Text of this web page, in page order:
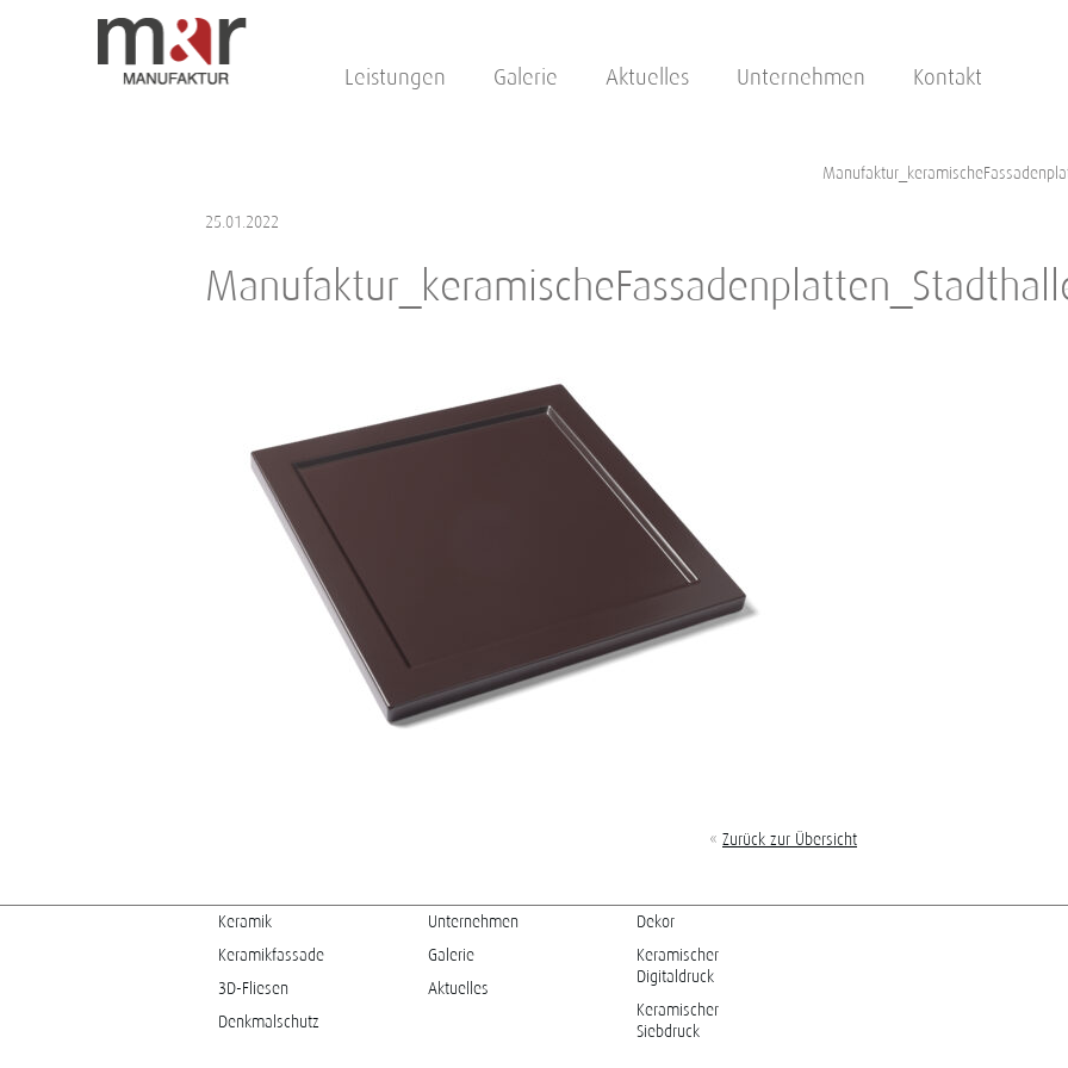
Leistungen Galerie Aktuelles Unternehmen Kontakt
25.01.2022
« Zurück zur Übersicht
Keramik
Keramikfassade
3D-Fliesen
Denkmalschutz
Unternehmen
Galerie
Aktuelles
Dekor
Keramischer
Digitaldruck
Keramischer
Siebdruck